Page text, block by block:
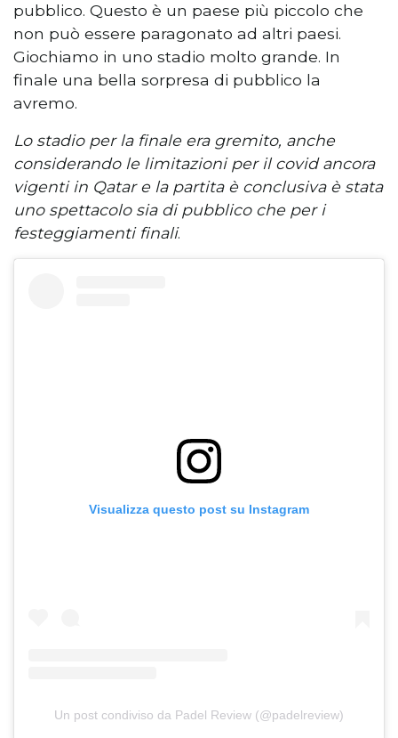
pubblico. Questo è un paese più piccolo che
non può essere paragonato ad altri paesi.
Giochiamo in uno stadio molto grande. In
finale una bella sorpresa di pubblico la
avremo.
Lo stadio per la finale era gremito, anche
considerando le limitazioni per il covid ancora
vigenti in Qatar e la partita è conclusiva è stata
uno spettacolo sia di pubblico che per i
festeggiamenti finali.
Visualizza questo post su Instagram
Un post condiviso da Padel Review (@padelreview)